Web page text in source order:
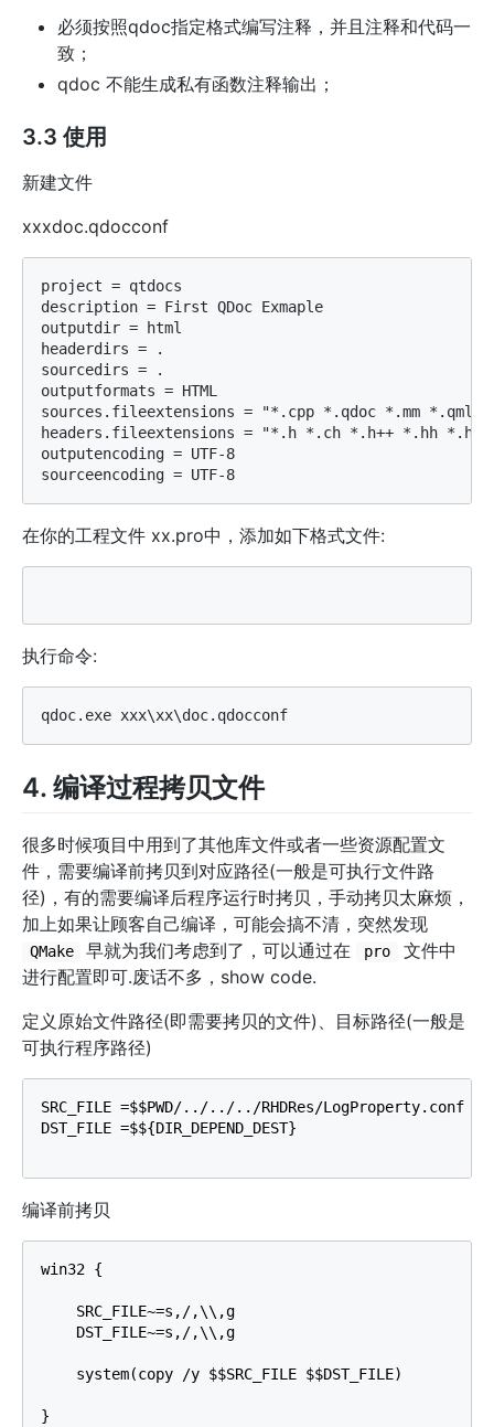
必须按照qdoc指定格式编写注释，并且注释和代码一
致；
qdoc 不能生成私有函数注释输出；
3.3 使用
新建文件
xxxdoc.qdocconf
project = qtdocs
description = First QDoc Exmaple
outputdir = html
headerdirs = .
sourcedirs = .
outputformats = HTML
sources.fileextensions = "*.cpp *.qdoc *.mm *.qml"
headers.fileextensions = "*.h *.ch *.h++ *.hh
outputencoding = UTF-8
在你的工程文件 xx.pro中，添加如下格式文件:
执行命令:
4. 编译过程拷贝文件
很多时候项目中用到了其他库文件或者一些资源配置文
件，需要编译前拷贝到对应路径(一般是可执行文件路
径)，有的需要编译后程序运行时拷贝，手动拷贝太麻烦，
加上如果让顾客自己编译，可能会搞不清，突然发现
QMake 早就为我们考虑到了，可以通过在 pro
文件中
进行配置即可.废话不多，show code.
定义原始文件路径(即需要拷贝的文件)、目标路径(一般是
可执行程序路径)
SRC_FILE =$$PWD/../../../RHDRes/LogProperty.conf
DST_FILE =$${DIR_DEPEND_DEST}
编译前拷贝
win32 {
    SRC_FILE~=s,/,\\,g
    DST_FILE~=s,/,\\,g
    system(copy /y $$SRC_FILE $$DST_FILE)
}